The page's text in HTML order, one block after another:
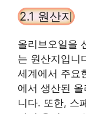
2.1 원산지
올리브오일을
는 원산지입니
세계에서 주요
에서 생산된
니다. 또한, 스